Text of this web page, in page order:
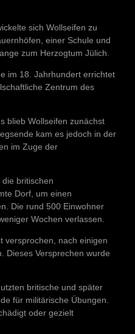
sich Wollseifen zu
einer Schule und
zum Herzogtum Jülich.
im 18. Jahrhundert errichtet
Zentrum des
blieb Wollseifen zunächst
kam es jedoch in der
im Zuge der
britischen
Dorf, um einen
Die rund 500 Einwohner
Wochen verlassen.
versprochen, nach einigen
Dieses Versprechen wurde
britische und später
für militärische Übungen.
oder gezielt